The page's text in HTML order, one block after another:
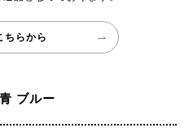
ちらから
ブルー